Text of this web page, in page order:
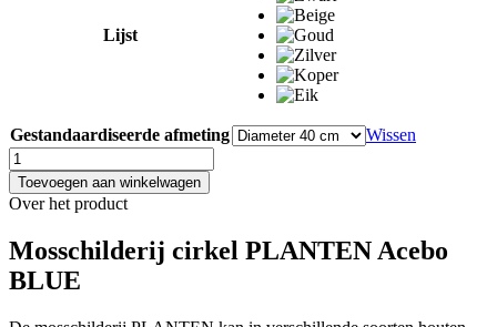
Lijst
Gestandaardiseerde afmeting
Wissen
Mosschilderij
cirkel
PLANTEN
Acebo
aantal
Toevoegen aan winkelwagen
Over het product
Mosschilderij cirkel PLANTEN Acebo
BLUE